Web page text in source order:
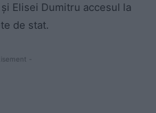
Elisei Dumitru accesul la
de stat.
-